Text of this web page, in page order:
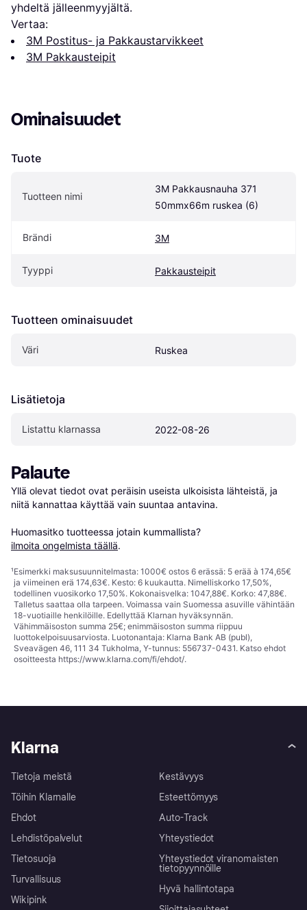
yhdeltä jälleenmyyjältä.
Vertaa:
3M Postitus- ja Pakkaustarvikkeet
3M Pakkausteipit
Ominaisuudet
Tuote
Tuotteen nimi
3M Pakkausnauha 371
50mmx66m ruskea (6)
Brändi 3M
Tyyppi Pakkausteipit
Tuotteen ominaisuudet
Väri Ruskea
Lisätietoja
Listattu klarnassa 2022-08-26
Palaute
Yllä olevat tiedot ovat peräisin useista ulkoisista lähteistä, ja
niitä kannattaa käyttää vain suuntaa antavina.
Huomasitko tuotteessa jotain kummallista?
ilmoita ongelmista täällä.
¹Esimerkki maksusuunnitelmasta: 1000€ ostos 6 erässä: 5 erää à 174,65€
ja viimeinen erä 174,63€. Kesto: 6 kuukautta. Nimelliskorko 17,50%,
todellinen vuosikorko 17,50%. Kokonaisvelka: 1047,88€. Korko: 47,88€.
Talletus saattaa olla tarpeen. Voimassa vain Suomessa asuville vähintään
18-vuotiaille henkilöille. Edellyttää Klarnan hyväksynnän.
Vähimmäisoston summa 25€; enimmäisoston summa riippuu
luottokelpoisuusarviosta. Luotonantaja: Klarna Bank AB (publ),
Sveavägen 46, 111 34 Tukholma, Y-tunnus: 556737-0431. Katso ehdot
osoitteesta https://www.klarna.com/fi/ehdot/.
Klarna
Tietoja meistä
Töihin Klarnalle
Ehdot
Lehdistöpalvelut
Tietosuoja
Turvallisuus
Wikipink
Kestävyys
Esteettömyys
Auto-Track
Yhteystiedot
Yhteystiedot viranomaisten
tietopyynnöille
Hyvä hallintotapa